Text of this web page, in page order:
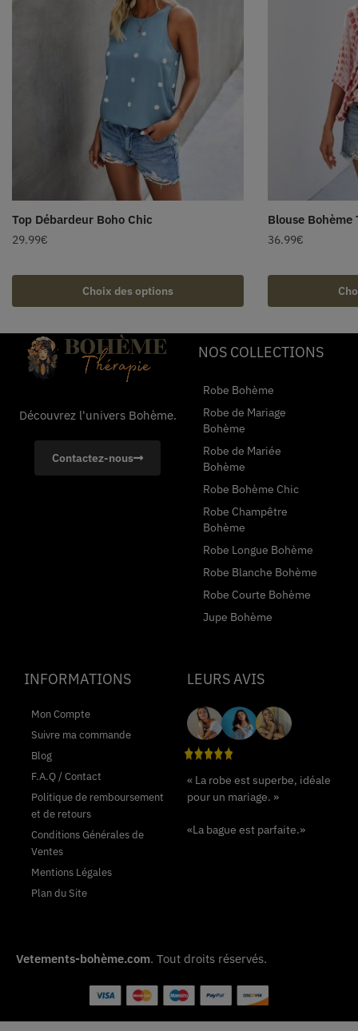
Top Débardeur Boho Chic
29.99€
Choix des options
Blouse Bohème
36.99€
Découvrez l'univers Bohème.
Contactez-nous
NOS COLLECTIONS
Robe Bohème
Robe de Mariage
Bohème
Robe de Mariée
Bohème
Robe Bohème Chic
Robe Champêtre
Bohème
Robe Longue Bohème
Robe Blanche Bohème
Robe Courte Bohème
Jupe Bohème
INFORMATIONS
Mon Compte
Suivre ma commande
Blog
F.A.Q / Contact
Politique de remboursement
et de retours
Conditions Générales de
Ventes
Mentions Légales
Plan du Site
LEURS AVIS
« La robe est superbe, idéale
pour un mariage. »
«La bague est parfaite.»
Vetements-bohème.com. Tout droits réservés.